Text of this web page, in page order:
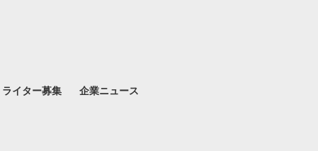
ライター募集 企業ニュース